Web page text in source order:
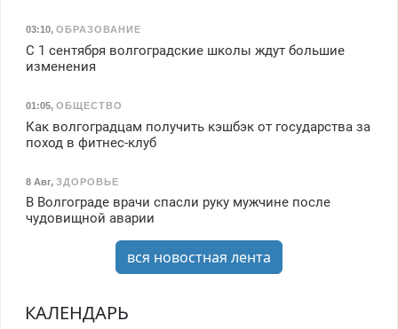
03:10, ОБРАЗОВАНИЕ
С 1 сентября волгоградские школы ждут большие
изменения
01:05, ОБЩЕСТВО
Как волгоградцам получить кэшбэк от государства за
поход в фитнес-клуб
8 Авг, ЗДОРОВЬЕ
В Волгограде врачи спасли руку мужчине после
чудовищной аварии
вся новостная лента
КАЛЕНДАРЬ